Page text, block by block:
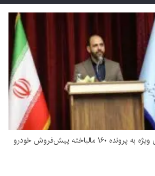
رسیدگی ویژه به پرونده ۱۶۰ مالباخته پیش‌فروش خودرو